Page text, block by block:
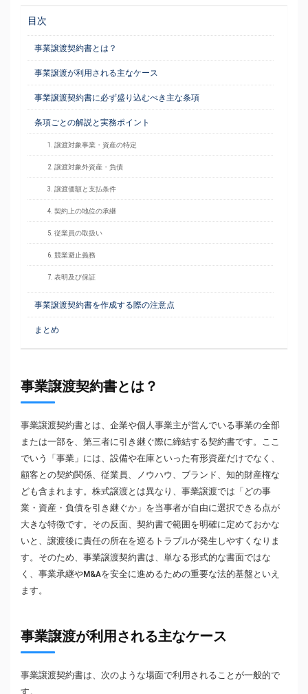
目次
事業譲渡契約書とは？
事業譲渡が利用される主なケース
事業譲渡契約書に必ず盛り込むべき主な条項
条項ごとの解説と実務ポイント
1. 譲渡対象事業・資産の特定
2. 譲渡対象外資産・負債
3. 譲渡価額と支払条件
4. 契約上の地位の承継
5. 従業員の取扱い
6. 競業避止義務
7. 表明及び保証
事業譲渡契約書を作成する際の注意点
まとめ
事業譲渡契約書とは？
事業譲渡契約書とは、企業や個人事業主が営んでいる事業の全部
または一部を、第三者に引き継ぐ際に締結する契約書です。ここ
でいう「事業」には、設備や在庫といった有形資産だけでなく、
顧客との契約関係、従業員、ノウハウ、ブランド、知的財産権な
ども含まれます。株式譲渡とは異なり、事業譲渡では「どの事
業・資産・負債を引き継ぐか」を当事者が自由に選択できる点が
大きな特徴です。その反面、契約書で範囲を明確に定めておかな
いと、譲渡後に責任の所在を巡るトラブルが発生しやすくなりま
す。そのため、事業譲渡契約書は、単なる形式的な書面ではな
く、事業承継やM&Aを安全に進めるための重要な法的基盤といえ
ます。
事業譲渡が利用される主なケース
事業譲渡契約書は、次のような場面で利用されることが一般的で
す。